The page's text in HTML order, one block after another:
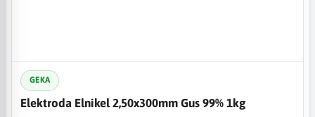
GEKA
Elektroda Elnikel 2,50x300mm Gus 99% 1kg